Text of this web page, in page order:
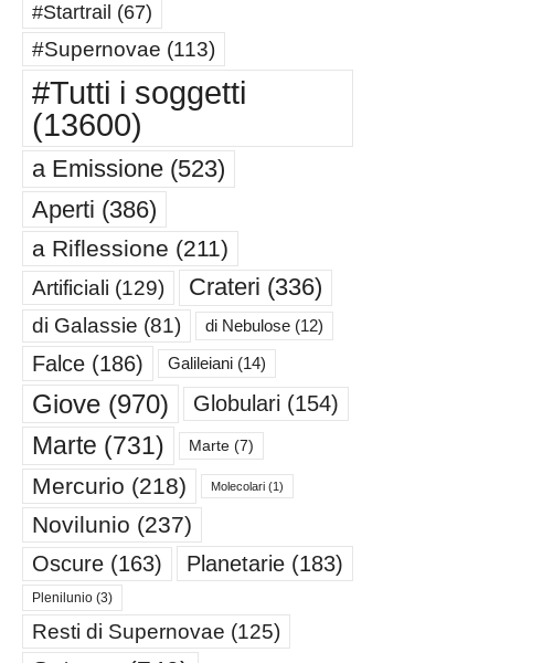
#Startrail (67)
#Supernovae (113)
#Tutti i soggetti
(13600)
a Emissione(523)
Aperti (386)
a Riflessione (211)
Artificiali (129) Crateri (336)
di Galassie (81) di Nebulose(12)
Falce(186) Galileiani(14)
Giove(970) Globulari (154)
Marte (731) Marte(7)
Mercurio (218) Molecolari(1)
Novilunio (237)
Oscure(163) Planetarie(183)
Plenilunio(3)
Resti di Supernovae (125)